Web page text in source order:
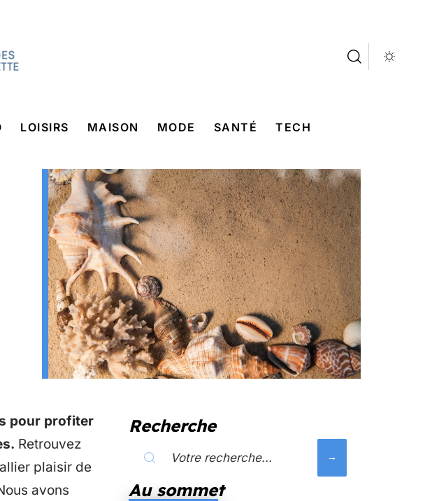
LOISIRS MAISON MODE SANTÉ TECH
pour profiter
Retrouvez
plaisir de
avons
Recherche
Au sommet